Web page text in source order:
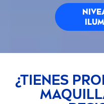
¿TIENES